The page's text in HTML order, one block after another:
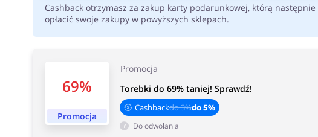
69%
Promocja
Promocja
Torebki do 69% taniej! Sprawdź!
Cashbackdo 3%do 5%
Do odwołania
Cashback otrzymasz za zakup karty podarunkowej, którą następnie
opłacić swoje zakupy w powyższych sklepach.